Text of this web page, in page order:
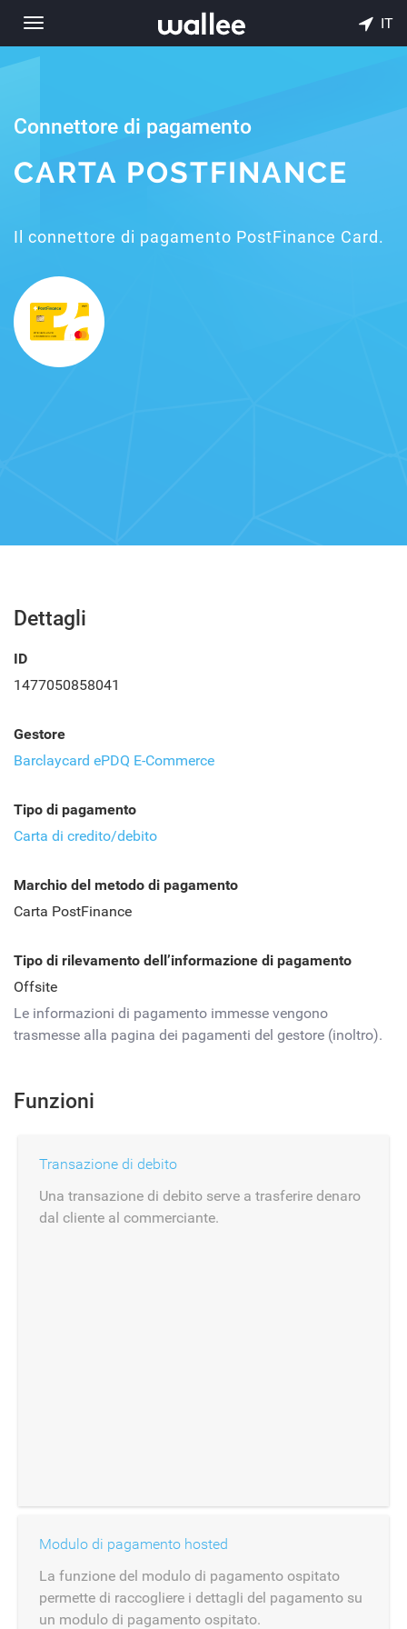
Toggle
navigation
IT
Connettore di pagamento
CARTA POSTFINANCE
Il connettore di pagamento PostFinance Card.
Dettagli
ID
1477050858041
Gestore
Barclaycard ePDQ E-Commerce
Tipo di pagamento
Carta di credito/debito
Marchio del metodo di pagamento
Carta PostFinance
Tipo di rilevamento dell’informazione di pagamento
Offsite
Le informazioni di pagamento immesse vengono
trasmesse alla pagina dei pagamenti del gestore (inoltro).
Funzioni
Transazione di debito
Una transazione di debito serve a trasferire denaro
dal cliente al commerciante.
Modulo di pagamento hosted
La funzione del modulo di pagamento ospitato
permette di raccogliere i dettagli del pagamento su
un modulo di pagamento ospitato.